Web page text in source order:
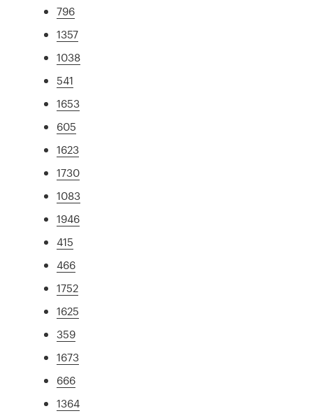
796
1357
1038
541
1653
605
1623
1730
1083
1946
415
466
1752
1625
359
1673
666
1364